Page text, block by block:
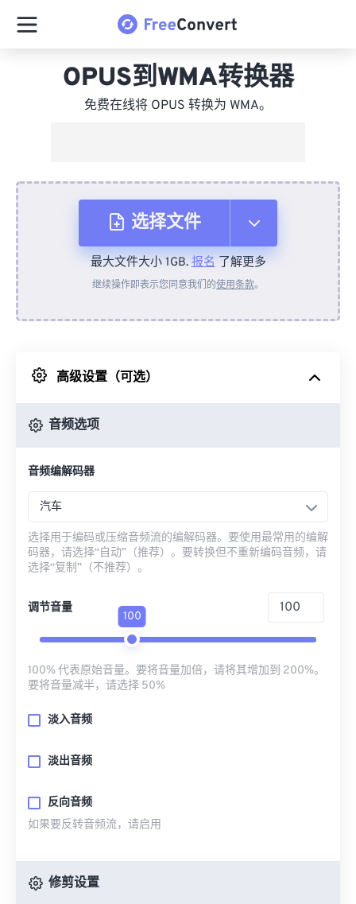
OPUS到WMA转换器
免费在线将 OPUS 转换为 WMA。
选择文件
从设备
来自 Google Drive
最大文件大小 1GB.报名了解更多
继续操作即表示您同意我们的使用条款。
高级设置（可选）
音频选项
音频编解码器
汽车
选择用于编码或压缩音频流的编解码器。要使用最常用的编解
码器，请选择“自动”（推荐）。要转换但不重新编码音频，请
选择“复制”（不推荐）。
调节音量
100
100% 代表原始音量。要将音量加倍，请将其增加到 200%。
要将音量减半，请选择 50%
淡入音频
淡出音频
反向音频
如果要反转音频流，请启用
修剪设置